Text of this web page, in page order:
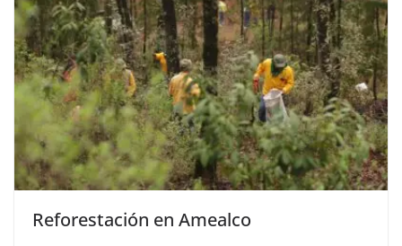
Reforestación en Amealco